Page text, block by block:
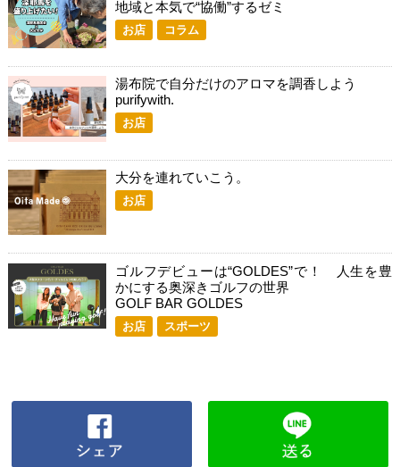
地域と本気で“協働”するゼミ
お店 コラム
湯布院で自分だけのアロマを調香しよう
purifywith.
お店
大分を連れていこう。
お店
ゴルフデビューは“GOLDES”で！ 人生を豊
かにする奥深きゴルフの世界
GOLF BAR GOLDES
お店 スポーツ